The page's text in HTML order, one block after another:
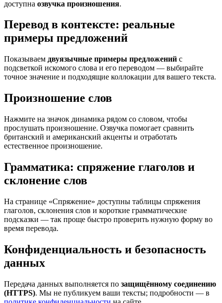
доступна озвучка произношения.
Перевод в контексте: реальные
примеры предложений
Показываем двуязычные примеры предложений с
подсветкой искомого слова и его переводом — выбирайте
точное значение и подходящие коллокации для вашего текста.
Произношение слов
Нажмите на значок динамика рядом со словом, чтобы
прослушать произношение. Озвучка помогает сравнить
британский и американский акценты и отработать
естественное произношение.
Грамматика: спряжение глаголов и
склонение слов
На странице «Спряжение» доступны таблицы спряжения
глаголов, склонения слов и короткие грамматические
подсказки — так проще быстро проверить нужную форму во
время перевода.
Конфиденциальность и безопасность
данных
Передача данных выполняется по защищённому соединению
(HTTPS). Мы не публикуем ваши тексты; подробности — в